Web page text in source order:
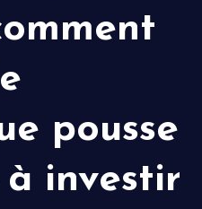
pousse
à investir